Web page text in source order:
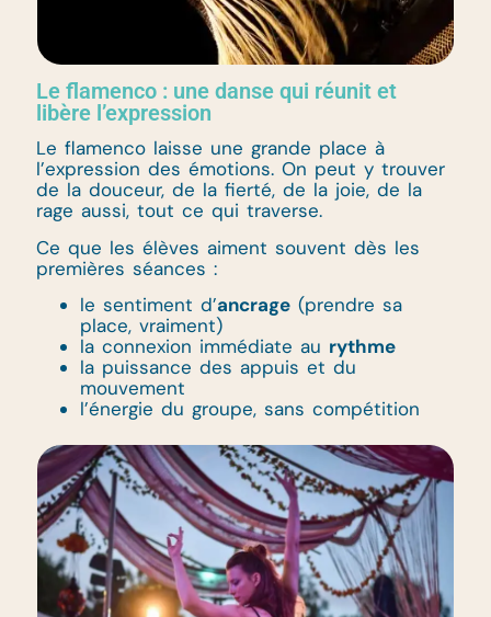
Le flamenco : une danse qui réunit et
libère l’expression
Le flamenco laisse une grande place à
l’expression des émotions. On peut y trouver
de la douceur, de la fierté, de la joie, de la
rage aussi, tout ce qui traverse.
Ce que les élèves aiment souvent dès les
premières séances :
le sentiment d’ancrage (prendre sa
place, vraiment)
la connexion immédiate au rythme
la puissance des appuis et du
mouvement
l’énergie du groupe, sans compétition